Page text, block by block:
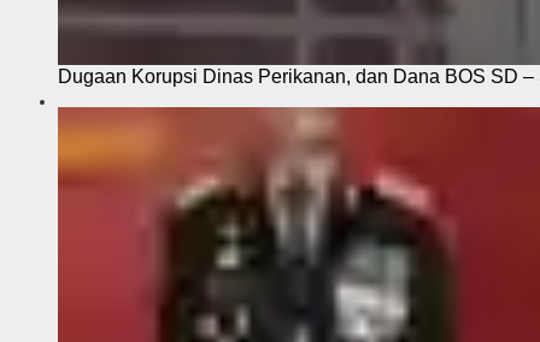
Dugaan Korupsi Dinas Perikanan, dan Dana BOS SD